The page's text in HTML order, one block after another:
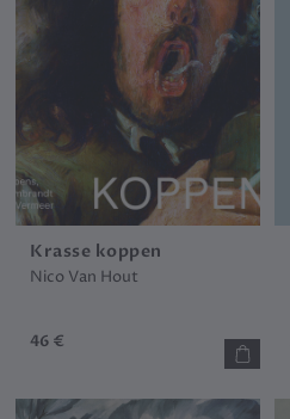
Krasse koppen
Nico Van Hout
46 €